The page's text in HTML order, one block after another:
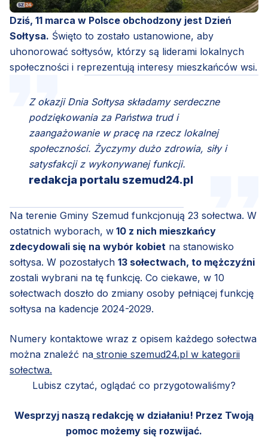
Dziś, 11 marca w Polsce obchodzony jest Dzień
Sołtysa. Święto to zostało ustanowione, aby
uhonorować sołtysów, którzy są liderami lokalnych
społeczności i reprezentują interesy mieszkańców wsi.
Z okazji Dnia Sołtysa składamy serdeczne
podziękowania za Państwa trud i
zaangażowanie w pracę na rzecz lokalnej
społeczności. Życzymy dużo zdrowia, siły i
satysfakcji z wykonywanej funkcji.
redakcja portalu szemud24.pl
Na terenie Gminy Szemud funkcjonują 23 sołectwa. W
ostatnich wyborach, w 10 z nich mieszkańcy
zdecydowali się na wybór kobiet na stanowisko
sołtysa. W pozostałych 13 sołectwach, to mężczyźni
zostali wybrani na tę funkcję. Co ciekawe, w 10
sołectwach doszło do zmiany osoby pełniącej funkcję
sołtysa na kadencje 2024-2029.
Numery kontaktowe wraz z opisem każdego sołectwa
można znaleźć na stronie szemud24.pl w kategorii
sołectwa.
Lubisz czytać, oglądać co przygotowaliśmy?
Wesprzyj naszą redakcję w działaniu! Przez Twoją
pomoc możemy się rozwijać.